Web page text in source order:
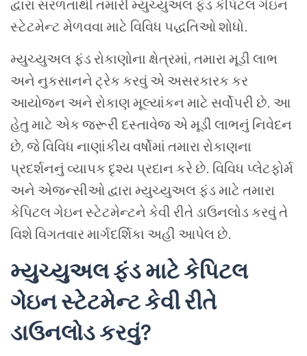
દ્વારા સરળતાથી તમારી મ્યુચ્યુઅલ ફંડ કેપિટલ ગેઇન
સ્ટેટમેન્ટ મેળવવા માટે વિવિધ પદ્ધતિઓ શોધો.
મ્યુચ્યુઅલ ફંડ રોકાણોના ક્ષેત્રમાં, તમારા મૂડી લાભ
અને નુકસાનને ટ્રેક કરવું એ અસરકારક કર
આયોજન અને રોકાણ મૂલ્યાંકન માટે સર્વોપરી છે. આ
હેતુ માટે એક જરૂરી દસ્તાવેજ એ મૂડી લાભનું નિવેદન
છે, જે વિવિધ નાણાંકીય વર્ષોમાં તમારા રોકાણના
પ્રદર્શનનું વ્યાપક દૃશ્ય પ્રદાન કરે છે. વિવિધ પ્લેટફોર્મ
અને એજન્સીઓ દ્વારા મ્યુચ્યુઅલ ફંડ માટે તમારા
કેપિટલ ગેઇન સ્ટેટમેન્ટને કેવી રીતે ડાઉનલોડ કરવું તે
વિશે વિગતવાર માર્ગદર્શિકા અહીં આપેલ છે.
મ્યુચ્યુઅલ ફંડ માટે કેપિટલ
ગેઇન સ્ટેટમેન્ટ કેવી રીતે
ડાઉનલોડ કરવું?